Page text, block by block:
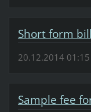
Short form
20.12.2014 01:15
Sample fee